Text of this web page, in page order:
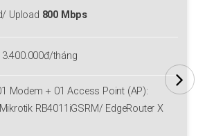
Upload 800 Mbps
tháng
Modem + 01 Access Point (AP):
RB4011iGSRM/ EdgeRouter X